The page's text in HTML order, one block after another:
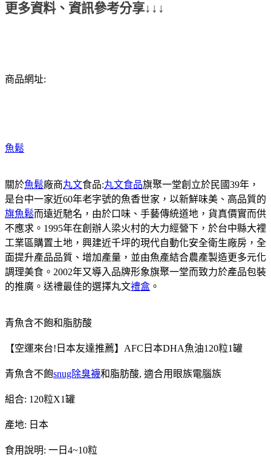
更多資料、資訊參考分享↓↓↓
商品網址:
魚鬆
關於魚鬆廠商丸文食品:丸文食品旗聚一堂創立於民國39年，
是台中一家近60年老字號的魚香世家，以新鮮味美、高品質的
旗魚鬆而遠近馳名，由於口味、手藝傳統道地，貨真價實而供
不應求。1995年在創辦人梁火村的大力經營下，於台中縣大裡
工業區購置土地，興建近千坪的現代自動化安全衛生廠房，全
面提升產品品質、增加產量，並由魚產結合農產製造更多元化
調理美食。2002年又導入品牌形象旗聚一堂而致力於產品包裝
的推廣。送禮最佳的選擇丸文禮盒 。
青魚含不飽和脂肪酸
【空運來台!日本友達推薦】AFC日本DHA魚油120粒1罐
青魚含不飽snug除臭襪和脂肪酸, 適合用眼族電腦族
組合: 120粒X1罐
產地: 日本
食用說明: 一日4~10粒